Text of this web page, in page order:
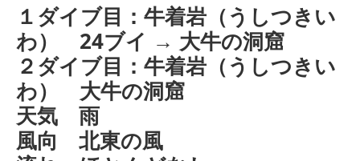
１ダイブ目：牛着岩（うしつきい
わ） 24ブイ → 大牛の洞窟
２ダイブ目：牛着岩（うしつきい
わ） 大牛の洞窟
天気 雨
風向 北東の風